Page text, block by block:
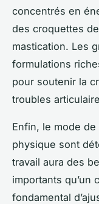
concentrés en
des croquettes
mastication. Les
formulations
pour soutenir la
troubles
Enfin, le mode de
physique sont
travail aura des
importants qu’un
fondamental